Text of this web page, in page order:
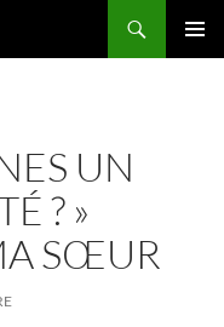
UN
? »
SŒUR